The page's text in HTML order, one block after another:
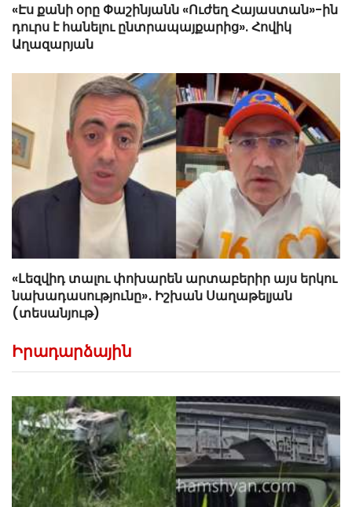
«Էս քանի օրը Փաշինյանն «Ուժեղ Հայաստան»-ին
դուրս է հանելու ընտրապայքարից». Հովիկ
Աղազարյան
«Լեզվիդ տալու փոխարեն արտաբերիր այս երկու
նախադասությունը»․ Իշխան Սաղաթելյան
(տեսանյութ)
Իրադարձային